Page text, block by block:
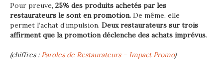
Pour preuve, 25% des produits achetés par les
restaurateurs le sont en promotion. De même, elle
permet l’achat d’impulsion. Deux restaurateurs sur trois
affirment que la promotion déclenche des achats imprévus.
(chiffres : Paroles de Restaurateurs – Impact Promo)